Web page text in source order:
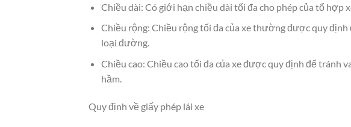
Chiều dài: Có giới hạn chiều dài tối đa cho phép của tổ hợp
Chiều rộng: Chiều rộng tối đa của xe thường được quy định
loại đường.
Chiều cao: Chiều cao tối đa của xe được quy định để tránh
hầm.
Quy định về giấy phép lái xe